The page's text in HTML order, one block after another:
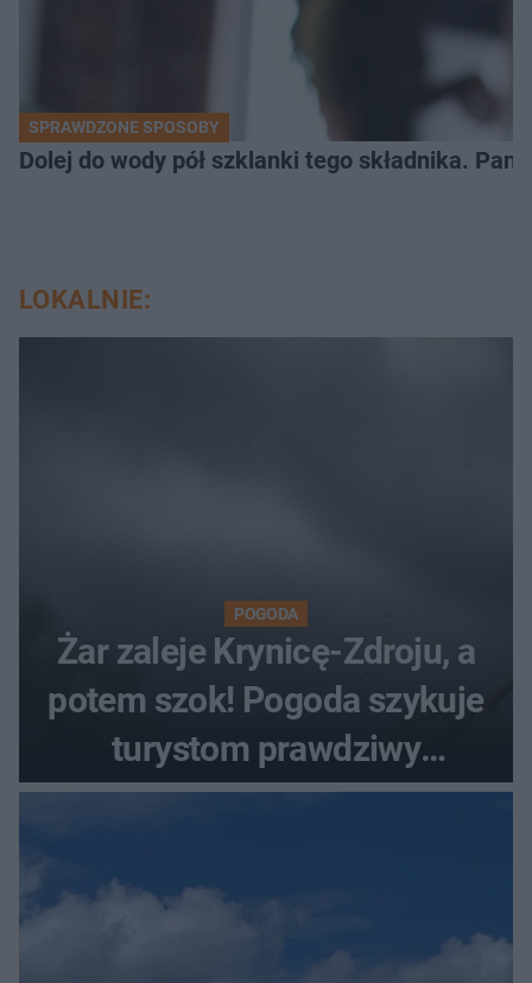
SPRAWDZONE SPOSOBY
Dolej do wody pół szklanki tego składnika.
LOKALNIE:
POGODA
Żar zaleje Krynicę-Zdroju, a
potem szok! Pogoda szykuje
turystom prawdziwy
rollercoaster